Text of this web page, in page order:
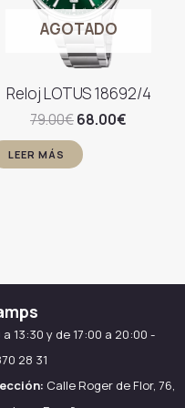
AGOTADO
Reloj LOTUS 18692/4
79.00€El
original
era:
68.00€
LEER MÁS
13:30 y de 17:00 a 20:00 -
28 31
Calle Roger de Flor, 76,